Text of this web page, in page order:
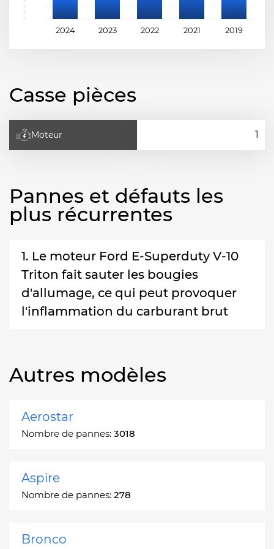
2024 2023 2022 2021 2019
Casse pièces
Moteur
Pannes et défauts les
plus récurrentes
1. Le moteur Ford E-Superduty V-10
Triton fait sauter les bougies
d'allumage, ce qui peut provoquer
l'inflammation du carburant brut
Autres modèles
Aerostar
Nombre de pannes: 3018
Aspire
Nombre de pannes: 278
Bronco